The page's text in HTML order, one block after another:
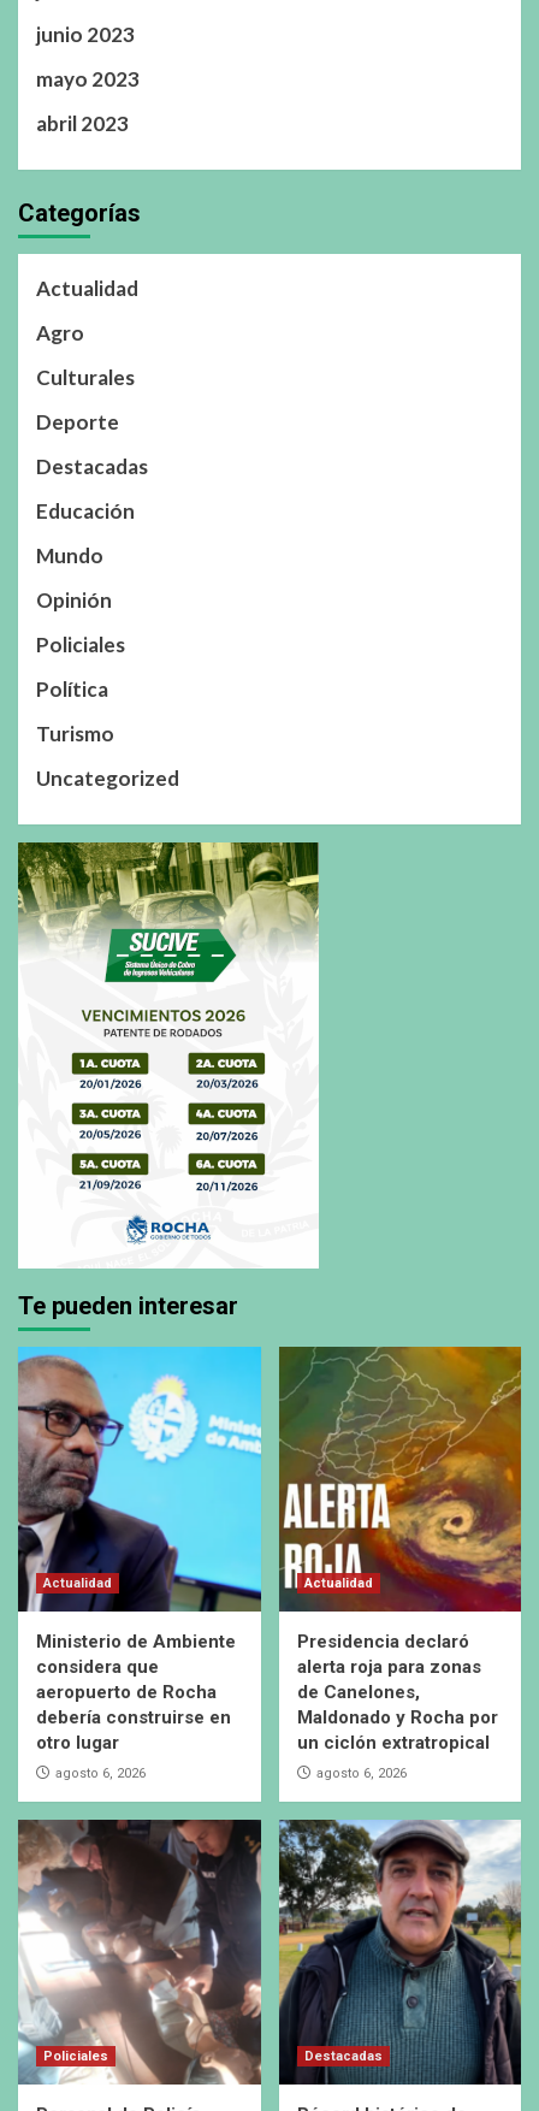
junio 2023
mayo 2023
abril 2023
Categorías
Actualidad
Agro
Culturales
Deporte
Destacadas
Educación
Mundo
Opinión
Policiales
Política
Turismo
Uncategorized
Te pueden interesar
Actualidad
Ministerio de Ambiente
considera que
aeropuerto de Rocha
debería construirse en
otro lugar
agosto 6, 2026
Actualidad
Presidencia declaró
alerta roja para zonas
de Canelones,
Maldonado y Rocha por
un ciclón extratropical
agosto 6, 2026
Policiales Destacadas